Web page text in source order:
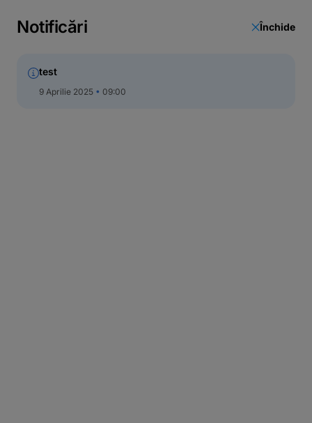
Notificări Închide
test
9 Aprilie 2025 09:00